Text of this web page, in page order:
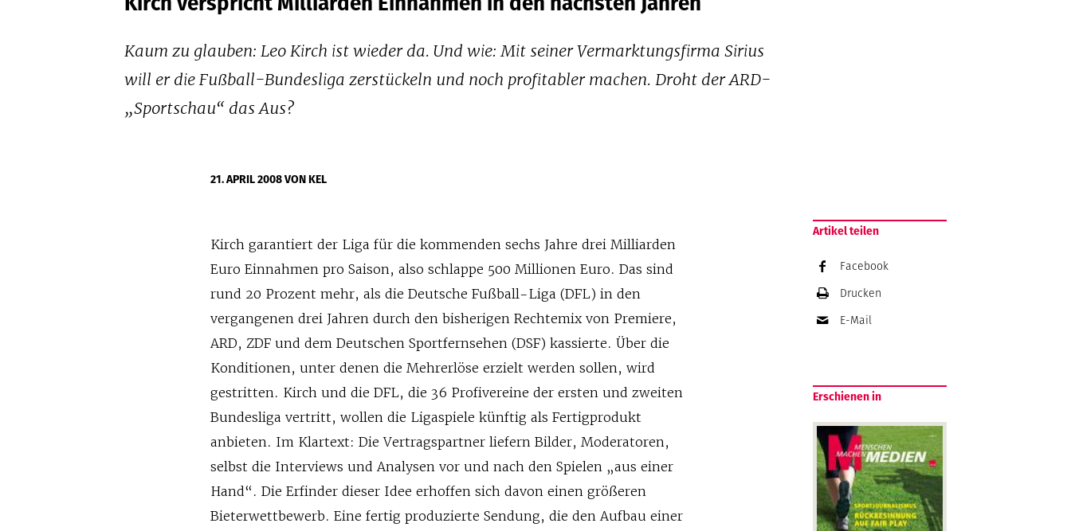
Kaum zu glauben: Leo Kirch ist wieder da. Und wie: Mit seiner Vermarktungsfirma Sirius
will er die Fußball-Bundesliga zerstückeln und noch profitabler machen. Droht der ARD-
„Sportschau“ das Aus?
21. APRIL 2008VON KEL
Kirch garantiert der Liga für die kommenden sechs Jahre drei Milliarden
Euro Einnahmen pro Saison, also schlappe 500 Millionen Euro. Das sind
rund 20 Prozent mehr, als die Deutsche Fußball-Liga (DFL) in den
vergangenen drei Jahren durch den bisherigen Rechtemix von Premiere,
ARD, ZDF und dem Deutschen Sportfernsehen (DSF) kassierte. Über die
Konditionen, unter denen die Mehrerlöse erzielt werden sollen, wird
gestritten. Kirch und die DFL, die 36 Profivereine der ersten und zweiten
Bundesliga vertritt, wollen die Ligaspiele künftig als Fertigprodukt
anbieten. Im Klartext: Die Vertragspartner liefern Bilder, Moderatoren,
selbst die Interviews und Analysen vor und nach den Spielen „aus einer
Hand“. Die Erfinder dieser Idee erhoffen sich davon einen größeren
Bieterwettbewerb. Eine fertig produzierte Sendung, die den Aufbau einer
Artikel teilen
Facebook
Drucken
E-Mail
Erschienen in